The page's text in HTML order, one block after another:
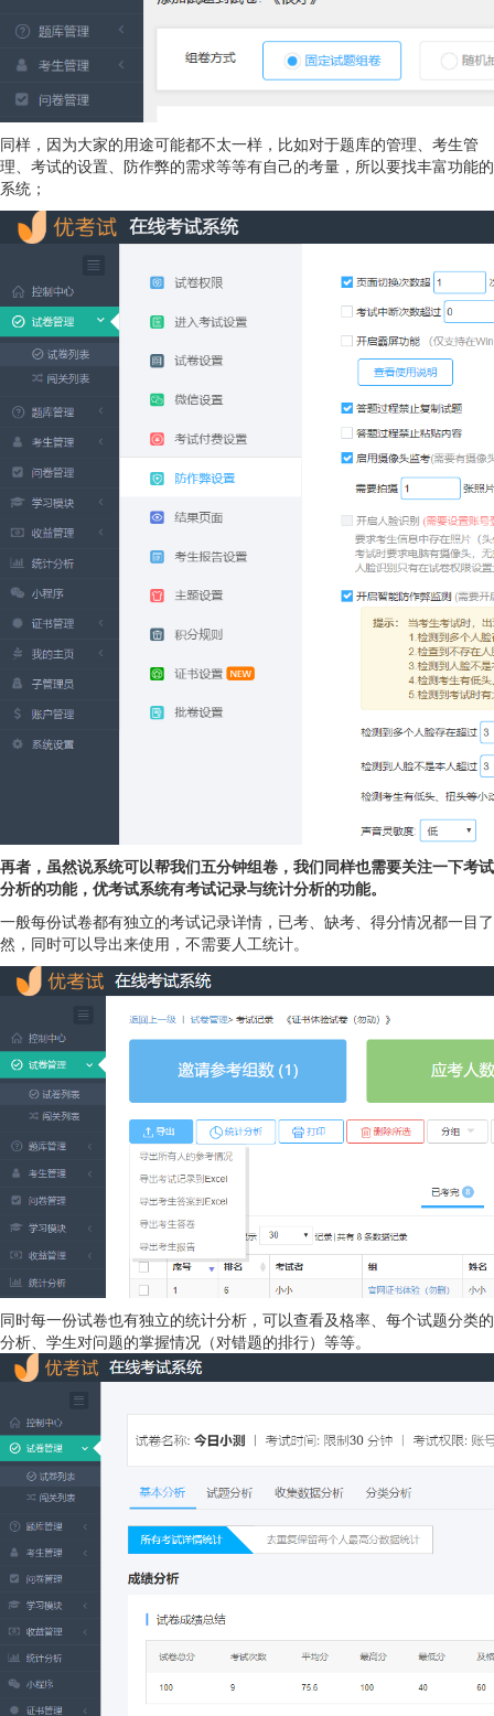
同样，因为大家的用途可能都不太一样，比如对于题库的管理、考生管
理、考试的设置、防作弊的需求等等有自己的考量，所以要找丰富功能的
系统；
再者，虽然说系统可以帮我们五分钟组卷，我们同样也需要关注一下考试
分析的功能，优考试系统有考试记录与统计分析的功能。
一般每份试卷都有独立的考试记录详情，已考、缺考、得分情况都一目了
然，同时可以导出来使用，不需要人工统计。
同时每一份试卷也有独立的统计分析，可以查看及格率、每个试题分类的
分析、学生对问题的掌握情况（对错题的排行）等等。